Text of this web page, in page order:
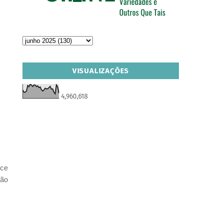
VISUALIZAÇÕES
4,960,618